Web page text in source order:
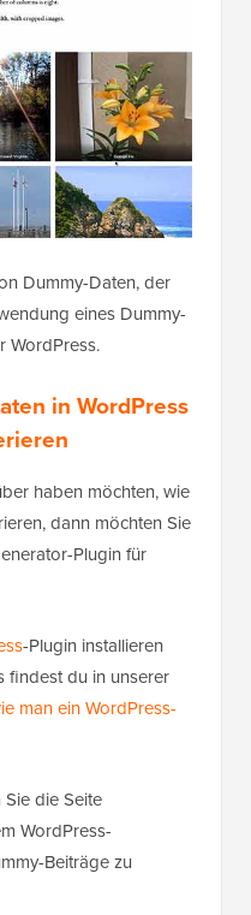
Dummy-Daten, der
eines Dummy-
WordPress.
in WordPress
haben möchten, wie
dann möchten Sie
Plugin für
-Plugin installieren
findest du in unserer
man ein WordPress-
die Seite
WordPress-
Beiträge zu